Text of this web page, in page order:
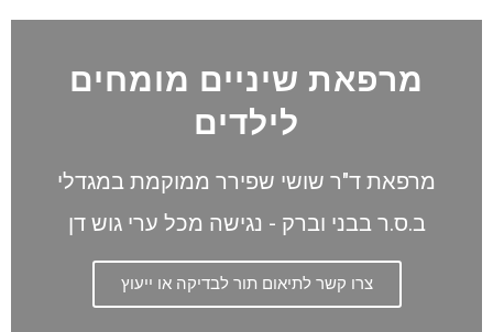
מרפאת שיניים מומחים
לילדים
מרפאת ד"ר שושי שפירר ממוקמת במגדלי
ב.ס.ר בבני וברק - נגישה מכל ערי גוש דן
צרו קשר לתיאום תור לבדיקה או ייעוץ